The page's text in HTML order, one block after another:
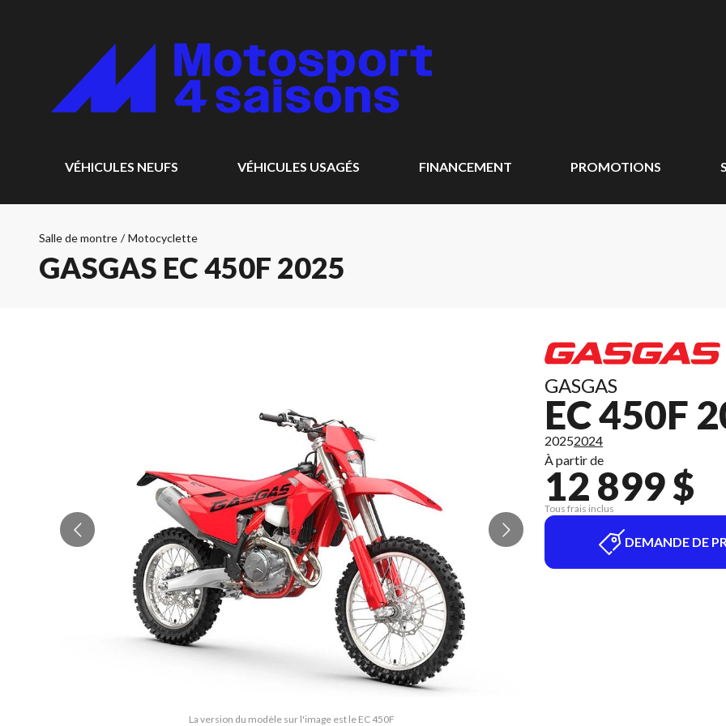
VÉHICULES NEUFS VÉHICULES USAGÉS FINANCEMENT PROMOTIONS
Salle de montre / Motocyclette
GASGAS EC 450F 2025
La version du modèle sur l'image est le EC 450F
GASGAS
EC 450F
20252024
À partir de
12 899 $
Tous frais inclus
DEMANDE DE